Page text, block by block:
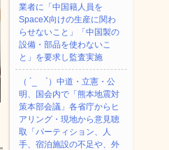
業者に「中国籍人員を
SpaceX向けの生産に関わ
らせないこと」「中国製の
設備・部品を使わないこ
と」を要求し監査実施
（ ´_ゝ`）中道・立憲・公
明、国会内で「熊本地震対
策本部会議」各省庁からヒ
アリング・現地から意見聴
取「パーティション、人
手、宿泊施設の不足や、外